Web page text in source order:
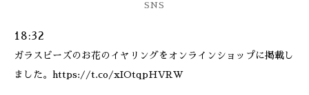
ACCESS
DIARY
SNS
18:32
ガラスビーズのお花のイヤリングをオンラインショップに掲載し
ました。https://t.co/xIOtqpHVRW